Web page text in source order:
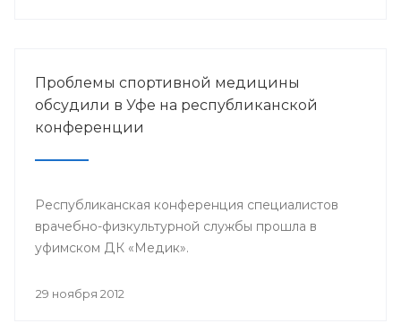
Проблемы спортивной медицины
обсудили в Уфе на республиканской
конференции
Республиканская конференция специалистов
врачебно-физкультурной службы прошла в
уфимском ДК «Медик».
29 ноября 2012